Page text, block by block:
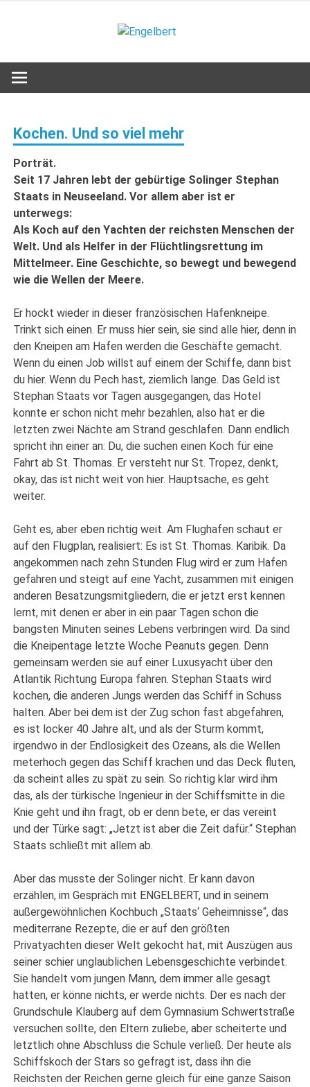
Kochen. Und so viel mehr
Porträt.
Seit 17 Jahren lebt der gebürtige Solinger Stephan
Staats in Neuseeland. Vor allem aber ist er
unterwegs:
Als Koch auf den Yachten der reichsten Menschen der
Welt. Und als Helfer in der Flüchtlingsrettung im
Mittelmeer. Eine Geschichte, so bewegt und bewegend
wie die Wellen der Meere.
Er hockt wieder in dieser französischen Hafenkneipe.
Trinkt sich einen. Er muss hier sein, sie sind alle hier, denn in
den Kneipen am Hafen werden die Geschäfte gemacht.
Wenn du einen Job willst auf einem der Schiffe, dann bist
du hier. Wenn du Pech hast, ziemlich lange. Das Geld ist
Stephan Staats vor Tagen ausgegangen, das Hotel
konnte er schon nicht mehr bezahlen, also hat er die
letzten zwei Nächte am Strand geschlafen. Dann endlich
spricht ihn einer an: Du, die suchen einen Koch für eine
Fahrt ab St. Thomas. Er versteht nur St. Tropez, denkt,
okay, das ist nicht weit von hier. Hauptsache, es geht
weiter.
Geht es, aber eben richtig weit. Am Flughafen schaut er
auf den Flugplan, realisiert: Es ist St. Thomas. Karibik. Da
angekommen nach zehn Stunden Flug wird er zum Hafen
gefahren und steigt auf eine Yacht, zusammen mit einigen
anderen Besatzungsmitgliedern, die er jetzt erst kennen
lernt, mit denen er aber in ein paar Tagen schon die
bangsten Minuten seines Lebens verbringen wird. Da sind
die Kneipentage letzte Woche Peanuts gegen. Denn
gemeinsam werden sie auf einer Luxusyacht über den
Atlantik Richtung Europa fahren. Stephan Staats wird
kochen, die anderen Jungs werden das Schiff in Schuss
halten. Aber bei dem ist der Zug schon fast abgefahren,
es ist locker 40 Jahre alt, und als der Sturm kommt,
irgendwo in der Endlosigkeit des Ozeans, als die Wellen
meterhoch gegen das Schiff krachen und das Deck fluten,
da scheint alles zu spät zu sein. So richtig klar wird ihm
das, als der türkische Ingenieur in der Schiffsmitte in die
Knie geht und ihn fragt, ob er denn bete, er das vereint
und der Türke sagt: „Jetzt ist aber die Zeit dafür.“ Stephan
Staats schließt mit allem ab.
Aber das musste der Solinger nicht. Er kann davon
erzählen, im Gespräch mit ENGELBERT, und in seinem
außergewöhnlichen Kochbuch „Staats‘ Geheimnisse“, das
mediterrane Rezepte, die er auf den größten
Privatyachten dieser Welt gekocht hat, mit Auszügen aus
seiner schier unglaublichen Lebensgeschichte verbindet.
Sie handelt vom jungen Mann, dem immer alle gesagt
hatten, er könne nichts, er werde nichts. Der es nach der
Grundschule Klauberg auf dem Gymnasium Schwertstraße
versuchen sollte, den Eltern zuliebe, aber scheiterte und
letztlich ohne Abschluss die Schule verließ. Der heute als
Schiffskoch der Stars so gefragt ist, dass ihn die
Reichsten der Reichen gerne gleich für eine ganze Saison